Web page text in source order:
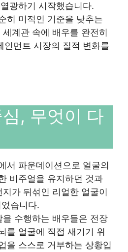
광하기 시작했습니다.
히 미적인 기준을 낮추는
계관 속에 배우를 완전히
인먼트 시장의 질적 변화를
, 무엇이 다
서 파운데이션으로 얼굴의
비주얼을 유지하던 것과
가 뒤섞인 리얼한 얼굴이
었습니다.
수행하는 배우들은 전장
를 얼굴에 직접 새기기 위
을 스스로 거부하는 상황입